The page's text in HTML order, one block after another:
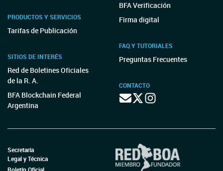
PRODUCTOS Y SERVICIOS
Tarifas de Publicación
SITIOS DE INTERÉS
Red de Boletines Oficiales
de la R. A.
BFA Blockchain Federal
Argentina
BFA Verificación
Firma digital
FAQ Y TUTORIALES
Preguntas Frecuentes
CONTACTO
Secretaría
Legal y Técnica
Boletín Oficial